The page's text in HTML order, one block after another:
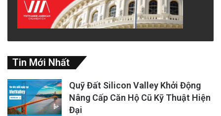
Tin Mới Nhất
Quỹ Đất Silicon Valley Khởi Động
Nâng Cấp Căn Hộ Cũ Kỹ Thuật Hiện
Đại